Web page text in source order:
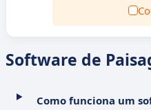
Software de
Como funciona um